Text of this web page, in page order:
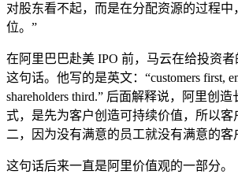
对股东看不起，而是在分配资源的过程中
位。”
在阿里巴巴赴美 IPO 前，马云在给投资
这句话。他写的是英文：“customers first,
shareholders third.” 后面解释说，阿里创
式，是先为客户创造可持续价值，所以客
二，因为没有满意的员工就没有满意的客
这句话后来一直是阿里价值观的一部分。